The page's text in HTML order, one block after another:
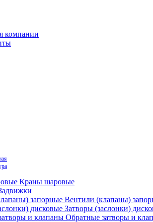
компании
Краны шаровые
Вентили (клапаны)
Затворы (заслонки)
Обратные затворы и